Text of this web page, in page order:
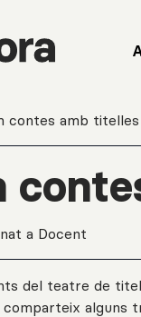
contes amb titelles
a Docent
del teatre de